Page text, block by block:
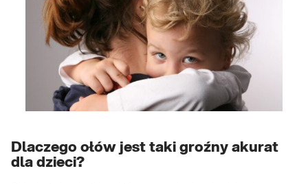
Dlaczego ołów jest taki groźny akurat
dla dzieci?